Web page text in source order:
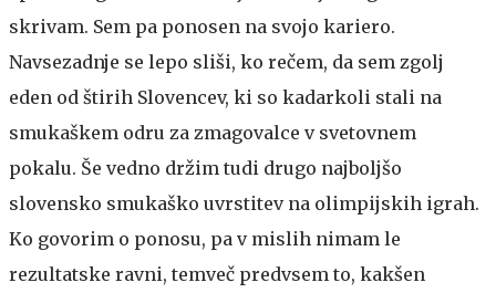
skrivam. Sem pa ponosen na svojo kariero.
Navsezadnje se lepo sliši, ko rečem, da sem zgolj
eden od štirih Slovencev, ki so kadarkoli stali na
smukaškem odru za zmagovalce v svetovnem
pokalu. Še vedno držim tudi drugo najboljšo
slovensko smukaško uvrstitev na olimpijskih igrah.
Ko govorim o ponosu, pa v mislih nimam le
rezultatske ravni, temveč predvsem to, kakšen